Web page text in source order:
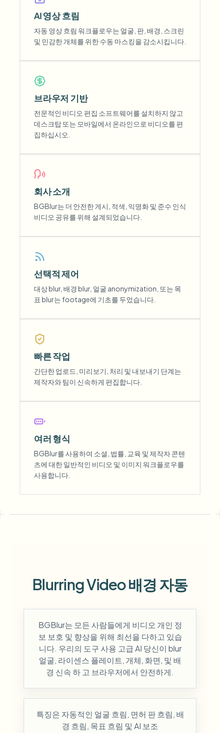
AI 영상 흐림
자동 영상 흐림 워크플로우는 얼굴, 판, 배경, 스크린
및 민감한 개체를 위한 수동 마스킹을 감소시킵니다.
브라우저 기반
전문적인 비디오 편집 소프트웨어를 설치하지 않고
데스크탑 또는 모바일에서 온라인으로 비디오를 편
집하십시오.
회사 소개
BGBlur는 더 안전한 게시, 적색, 익명화 및 준수 인식
비디오 공유를 위해 설계되었습니다.
선택적 제어
대상 blur, 배경 blur, 얼굴 anonymization, 또는 목
표 blur는 footage에 기초를 두었습니다.
빠른 작업
간단한 업로드, 미리보기, 처리 및 내보내기 단계는
제작자와 팀이 신속하게 편집합니다.
여러 형식
BGBlur를 사용하여 소셜, 법률, 교육 및 제작자 콘텐
츠에 대한 일반적인 비디오 및 이미지 워크플로우를
사용합니다.
Blurring Video 배경 자동
BGBlur는 모든 사람들에게 비디오 개인 정
보 보호 및 향상을 위해 최선을 다하고 있습
니다. 우리의 도구 사용 고급 AI 당신이 blur
얼굴, 라이센스 플레이트, 개체, 화면, 및 배
경 신속 하 고 브라우저에서 안전하게.
특징은 자동적인 얼굴 흐림, 면허 판 흐림, 배
경 흐림, 목표 흐림 및 AI 보조